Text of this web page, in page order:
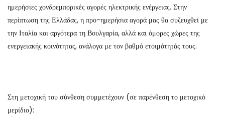
ημερήσιες χονδρεμπορικές αγορές ηλεκτρικής ενέργειας. Στην
περίπτωση της Ελλάδας, η προ-ημερήσια αγορά μας θα συζευχθεί με
την Ιταλία και αργότερα τη Βουλγαρία, αλλά και όμορες χώρες της
ενεργειακής κοινότητας, ανάλογα με τον βαθμό ετοιμότητάς τους.
Στη μετοχική του σύνθεση συμμετέχουν (σε παρένθεση το μετοχικό
μερίδιο):